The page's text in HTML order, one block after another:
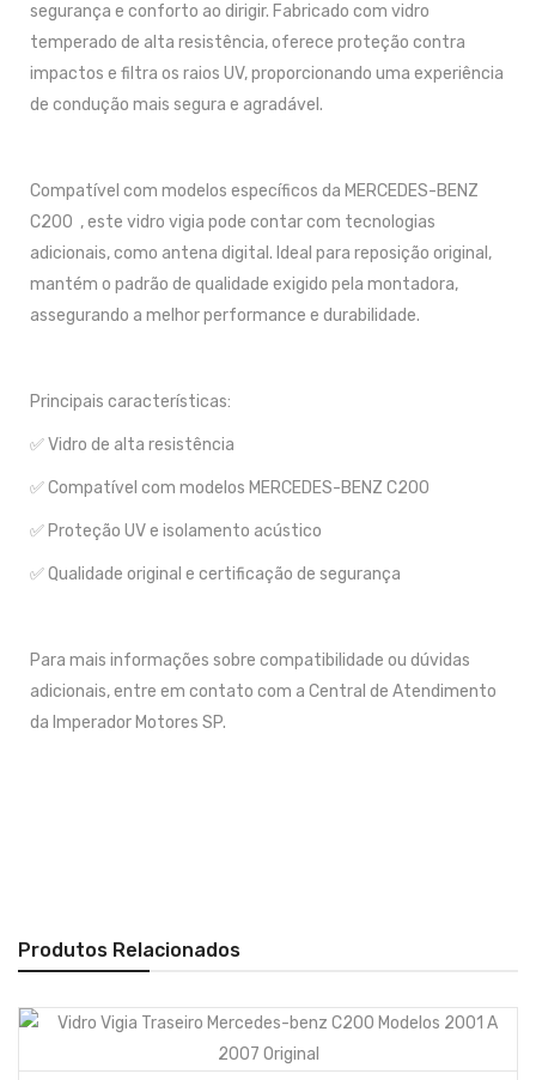
segurança e conforto ao dirigir. Fabricado com vidro
temperado de alta resistência, oferece proteção contra
impactos e filtra os raios UV, proporcionando uma experiência
de condução mais segura e agradável.
Compatível com modelos específicos da MERCEDES-BENZ
C200 , este vidro vigia pode contar com tecnologias
adicionais, como antena digital. Ideal para reposição original,
mantém o padrão de qualidade exigido pela montadora,
assegurando a melhor performance e durabilidade.
Principais características:
✅ Vidro de alta resistência
✅ Compatível com modelos MERCEDES-BENZ C200
✅ Proteção UV e isolamento acústico
✅ Qualidade original e certificação de segurança
Para mais informações sobre compatibilidade ou dúvidas
adicionais, entre em contato com a Central de Atendimento
da Imperador Motores SP.
Produtos Relacionados